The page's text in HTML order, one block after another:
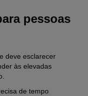
pessoas
deve esclarecer
às elevadas
de tempo